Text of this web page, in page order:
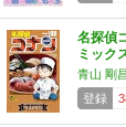
名探偵
ミック
青山 剛
登録